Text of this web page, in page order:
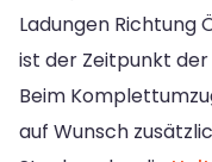
Ladungen Richtung
ist der Zeitpunkt
Beim
auf Wunsch